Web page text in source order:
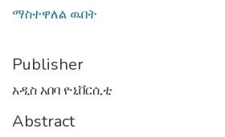
ማስተዋለል ዉበት
Publisher
አዲስ አበባ ዮኒቨርሲቲ
Abstract